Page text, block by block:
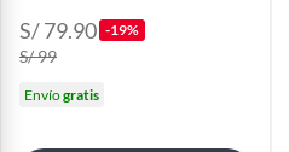
S/ 79.90 -19%
S/ 99
Envíogratis